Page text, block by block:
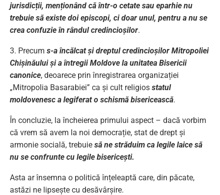
jurisdicții, menționând că într-o cetate sau eparhie nu
trebuie să existe doi episcopi, ci doar unul, pentru a nu se
crea confuzie în rândul credincioșilor.
3. Precum s-a încălcat și dreptul credincioșilor Mitropoliei
Chișinăului și a întregii Moldove la unitatea Bisericii
canonice, deoarece prin înregistrarea organizației
„Mitropolia Basarabiei” ca și cult religios statul
moldovenesc a legiferat o schismă bisericească.
În concluzie, la încheierea primului aspect – dacă vorbim
că vrem să avem la noi democrație, stat de drept și
armonie socială, trebuie să ne străduim ca legile laice să
nu se confrunte cu legile bisericești.
Asta ar însemna o politică înțeleaptă care, din păcate,
astăzi ne lipsește cu desăvârșire.